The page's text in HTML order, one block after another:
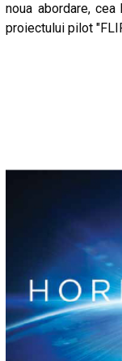
noua abordare,
proiectului pilot